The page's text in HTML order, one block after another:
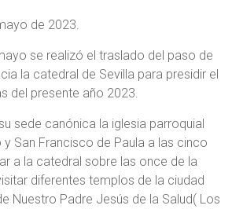
de 2023.
se realizó el traslado del paso de
la catedral de Sevilla para presidir el
del presente año 2023.
sede canónica la iglesia parroquial
San Francisco de Paula a las cinco
a la catedral sobre las once de la
diferentes templos de la ciudad
Nuestro Padre Jesús de la Salud( Los